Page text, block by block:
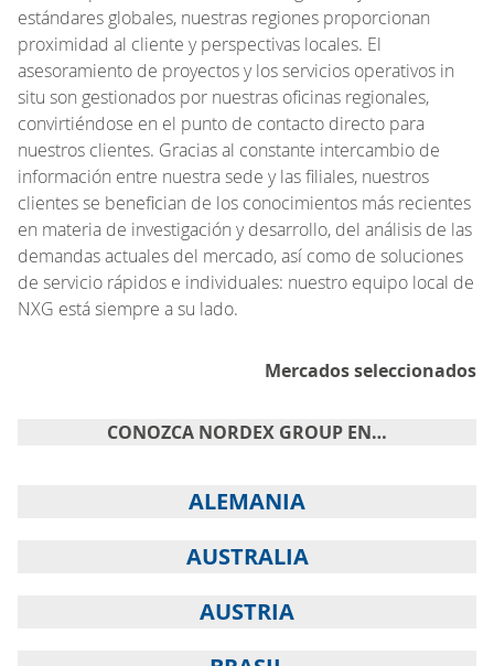
estándares globales, nuestras regiones proporcionan
proximidad al cliente y perspectivas locales. El
asesoramiento de proyectos y los servicios operativos in
situ son gestionados por nuestras oficinas regionales,
convirtiéndose en el punto de contacto directo para
nuestros clientes. Gracias al constante intercambio de
información entre nuestra sede y las filiales, nuestros
clientes se benefician de los conocimientos más recientes
en materia de investigación y desarrollo, del análisis de las
demandas actuales del mercado, así como de soluciones
de servicio rápidos e individuales: nuestro equipo local de
NXG está siempre a su lado.
Mercados seleccionados
CONOZCA NORDEX GROUP EN…
ALEMANIA
AUSTRALIA
AUSTRIA